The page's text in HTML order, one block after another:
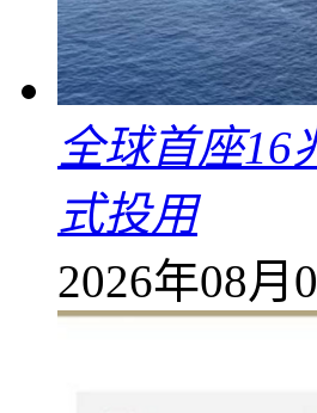
全球首座16
式投用
2026年08月